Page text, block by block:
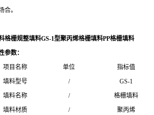
合。
格栅规整填料GS-1型聚丙烯格栅填料PP格栅填料
参数：
项目名称 单位
指标值
填料型号 /
GS-1
填料名称 /
格栅填料
填料材质 / 聚丙烯